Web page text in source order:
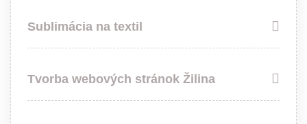
Sublimácia na textil
Tvorba webových stránok Žilina